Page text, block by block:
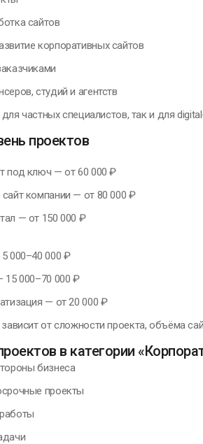
сайтов
корпоративных сайтов
студий и агентств
частных специалистов, так и для
проектов
под ключ — от 60 000 ₽
компании — от 80 000 ₽
— от 150 000 ₽
000–40 000 ₽
15 000–70 000 ₽
— от 20 000 ₽
от сложности проекта, объёма
в категории
бизнеса
проекты